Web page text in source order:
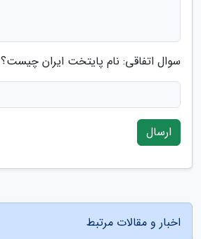
سوال اتفاقی: نام پایتخت ایران چیست؟
ارسال
اخبار و مقالات مرتبط